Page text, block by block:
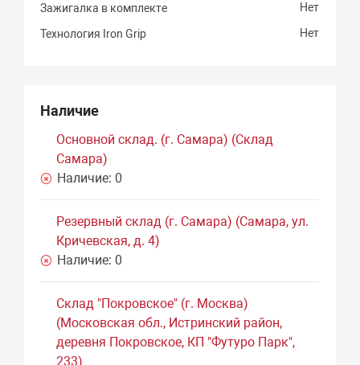
Зажигалка в комплекте Нет
Технология Iron Grip Нет
Наличие
Основной склад. (г. Самара) (Склад
Самара)
Наличие: 0
Резервный склад (г. Самара) (Самара, ул.
Кричевская, д. 4)
Наличие: 0
Склад "Покровское" (г. Москва)
(Московская обл., Истринский район,
деревня Покровское, КП "Футуро Парк",
233)